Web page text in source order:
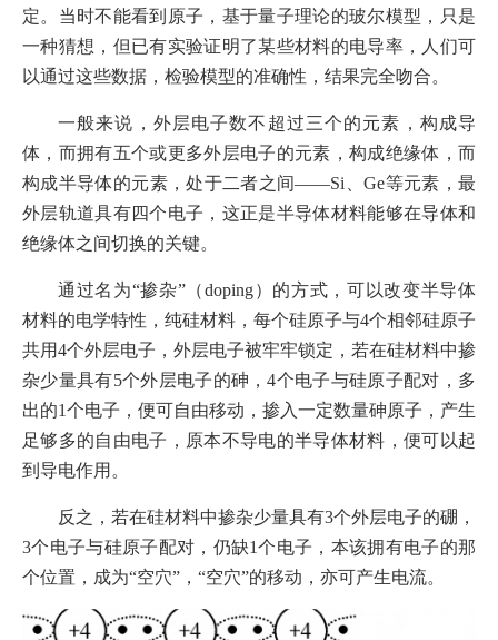
定。当时不能看到原子，基于量子理论的玻尔模型，只是
一种猜想，但已有实验证明了某些材料的电导率，人们可
以通过这些数据，检验模型的准确性，结果完全吻合。
一般来说，外层电子数不超过三个的元素，构成导
体，而拥有五个或更多外层电子的元素，构成绝缘体，而
构成半导体的元素，处于二者之间——Si、Ge等元素，最
外层轨道具有四个电子，这正是半导体材料能够在导体和
绝缘体之间切换的关键。
通过名为“掺杂”（doping）的方式，可以改变半导体
材料的电学特性，纯硅材料，每个硅原子与4个相邻硅原子
共用4个外层电子，外层电子被牢牢锁定，若在硅材料中掺
杂少量具有5个外层电子的砷，4个电子与硅原子配对，多
出的1个电子，便可自由移动，掺入一定数量砷原子，产生
足够多的自由电子，原本不导电的半导体材料，便可以起
到导电作用。
反之，若在硅材料中掺杂少量具有3个外层电子的硼，
3个电子与硅原子配对，仍缺1个电子，本该拥有电子的那
个位置，成为“空穴”，“空穴”的移动，亦可产生电流。